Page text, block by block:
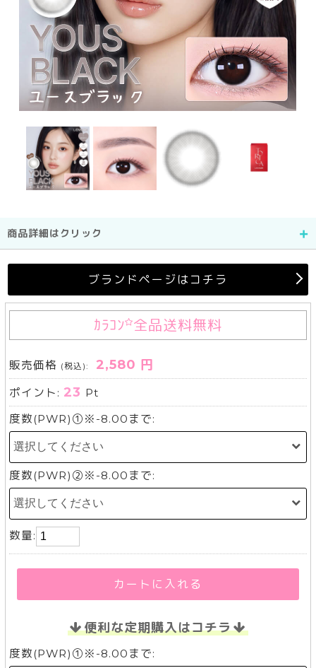
商品詳細はクリック
ブランドページはコチラ
ｶﾗｺﾝ 全品送料無料
販売価格 (税込): 2,580 円
ポイント: 23 Pt
度数(PWR)①※-8.00まで:
度数(PWR)②※-8.00まで:
数量:
カートに入れる
便利な定期購入はコチラ
度数(PWR)①※-8.00まで: